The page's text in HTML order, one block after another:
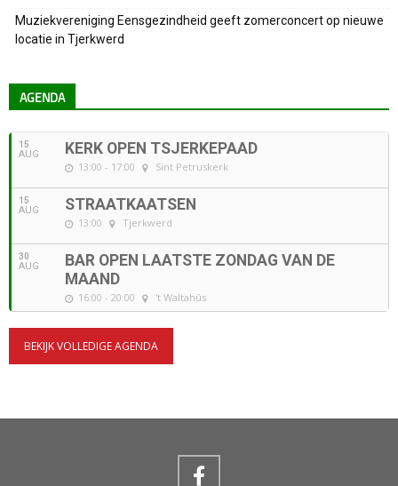
Muziekvereniging Eensgezindheid geeft zomerconcert op nieuwe
locatie in Tjerkwerd
AGENDA
15
AUG KERK OPEN TSJERKEPAAD
13:00 - 17:00 Sint Petruskerk
15
AUG STRAATKAATSEN
13:00 Tjerkwerd
30
AUG
BAR OPEN LAATSTE ZONDAG VAN DE
MAAND
16:00 - 20:00 't Waltahûs
BEKIJK VOLLEDIGE AGENDA